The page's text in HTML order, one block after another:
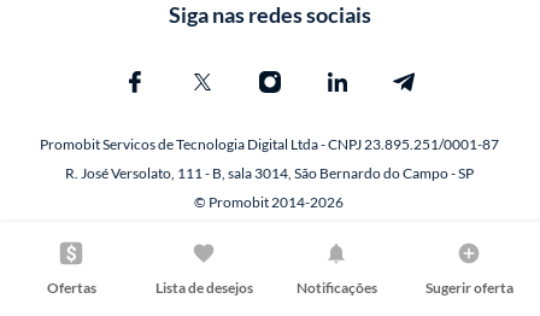
Ofertas Lista de desejos Notificações Sugerir oferta
Siga nas redes sociais
Promobit Servicos de Tecnologia Digital Ltda - CNPJ 23.895.251/0001-87
R. José Versolato, 111 - B, sala 3014, São Bernardo do Campo - SP
© Promobit 2014-2026